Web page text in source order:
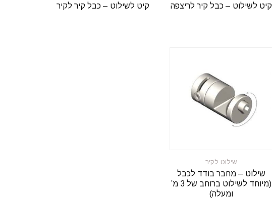
קיט לשילוט – כבל קיר לריצפה קיט לשילוט – כבל קיר לקיר
שילוט לקיר
שילוט – מחבר בודד לכבל
(מיוחד לשילוט ברוחב של 3 מ’
ומעלה)